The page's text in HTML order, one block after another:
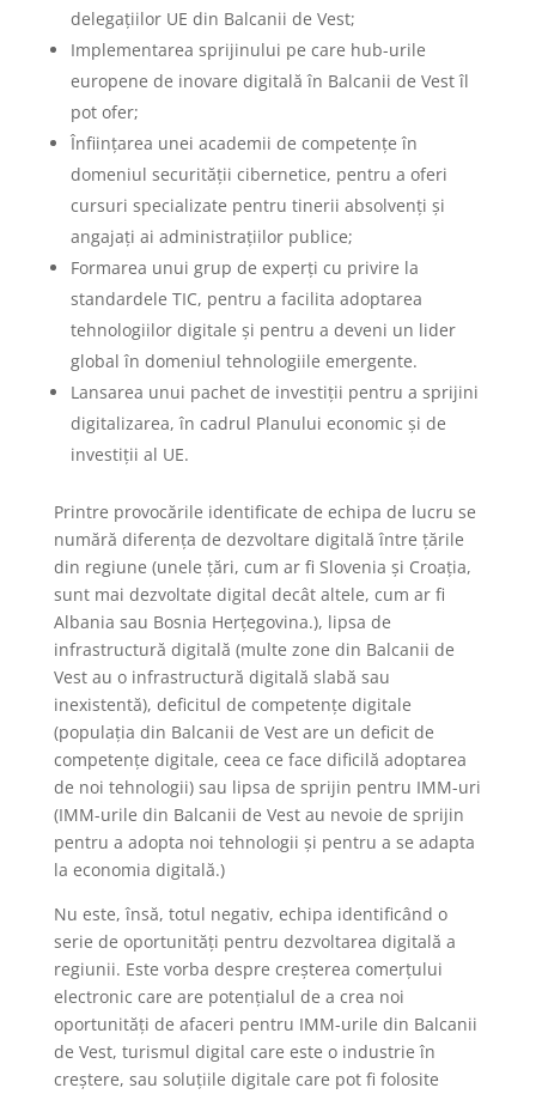
delegațiilor UE din Balcanii de Vest;
Implementarea sprijinului pe care hub-urile
europene de inovare digitală în Balcanii de Vest îl
pot ofer;
Înființarea unei academii de competențe în
domeniul securității cibernetice, pentru a oferi
cursuri specializate pentru tinerii absolvenți și
angajați ai administrațiilor publice;
Formarea unui grup de experți cu privire la
standardele TIC, pentru a facilita adoptarea
tehnologiilor digitale și pentru a deveni un lider
global în domeniul tehnologiile emergente.
Lansarea unui pachet de investiții pentru a sprijini
digitalizarea, în cadrul Planului economic și de
investiții al UE.
Printre provocările identificate de echipa de lucru se
numără diferența de dezvoltare digitală între țările
din regiune (unele țări, cum ar fi Slovenia și Croația,
sunt mai dezvoltate digital decât altele, cum ar fi
Albania sau Bosnia Herțegovina.), lipsa de
infrastructură digitală (multe zone din Balcanii de
Vest au o infrastructură digitală slabă sau
inexistentă), deficitul de competențe digitale
(populația din Balcanii de Vest are un deficit de
competențe digitale, ceea ce face dificilă adoptarea
de noi tehnologii) sau lipsa de sprijin pentru IMM-uri
(IMM-urile din Balcanii de Vest au nevoie de sprijin
pentru a adopta noi tehnologii și pentru a se adapta
la economia digitală.)
Nu este, însă, totul negativ, echipa identificând o
serie de oportunități pentru dezvoltarea digitală a
regiunii. Este vorba despre creșterea comerțului
electronic care are potențialul de a crea noi
oportunități de afaceri pentru IMM-urile din Balcanii
de Vest, turismul digital care este o industrie în
creștere, sau soluțiile digitale care pot fi folosite